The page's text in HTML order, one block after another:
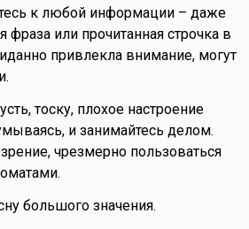
к любой информации – даже
фраза или прочитанная строчка в
привлекла внимание, могут
тоску, плохое настроение
и занимайтесь делом.
чрезмерно пользоваться
большого значения.